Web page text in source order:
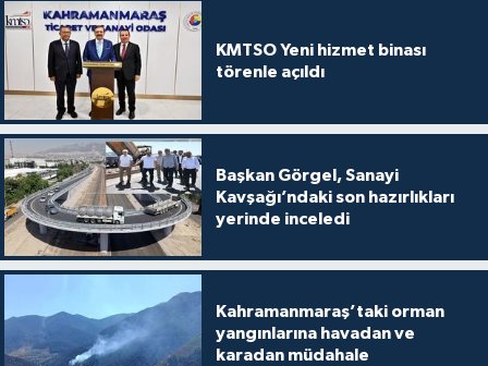
KMTSO Yeni hizmet binası
törenle açıldı
Başkan Görgel, Sanayi
Kavşağı’ndaki son hazırlıkları
yerinde inceledi
Kahramanmaraş’taki orman
yangınlarına havadan ve
karadan müdahale